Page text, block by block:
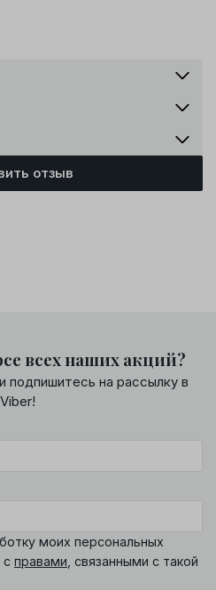
отзыв
всех наших акций?
подпишитесь на рассылку в
Viber!
моих персональных
с правами , связанными с такой